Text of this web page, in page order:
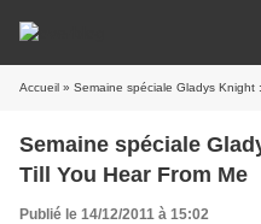
Accueil » Semaine spéciale Gladys Knight
Semaine spéciale
Till You Hear From Me
Publié le 14/12/2011 à 15:02